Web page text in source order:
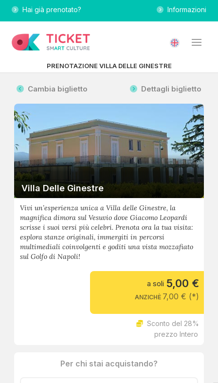
Hai già prenotato? Informazioni
PRENOTAZIONE VILLA DELLE GINESTRE
Cambia biglietto Dettagli biglietto
Villa Delle Ginestre
Vivi un’esperienza unica a Villa delle Ginestre, la
magnifica dimora sul Vesuvio dove Giacomo Leopardi
scrisse i suoi versi più celebri. Prenota ora la tua visita:
esplora stanze originali, immergiti in percorsi
multimediali coinvolgenti e goditi una vista mozzafiato
sul Golfo di Napoli!
5,00 €
a soli
ANZICHÈ 7,00 € (*)
Sconto del 28%
prezzo Intero
Per chi stai acquistando?